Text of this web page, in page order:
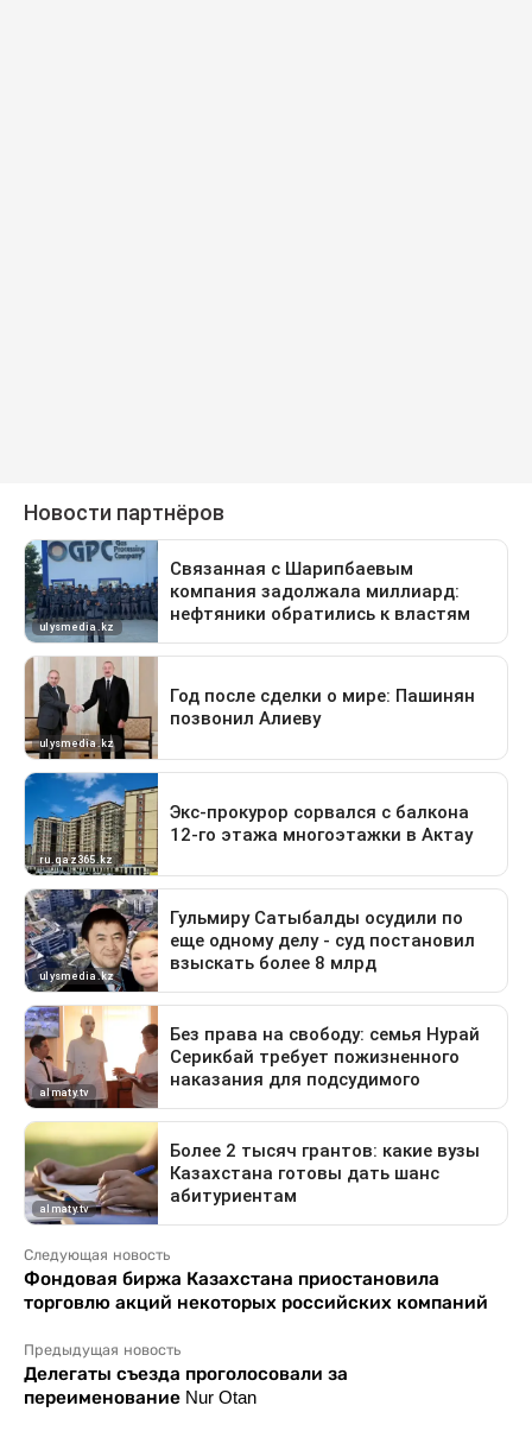
Следующая новость
Фондовая биржа Казахстана приостановила
торговлю акций некоторых российских компаний
Предыдущая новость
Делегаты съезда проголосовали за
переименование Nur Otan